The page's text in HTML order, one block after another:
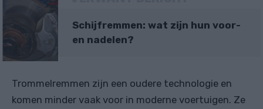
Schijfremmen: wat zijn hun voor-
en nadelen?
Trommelremmen zijn een oudere technologie en
komen minder vaak voor in moderne voertuigen. Ze